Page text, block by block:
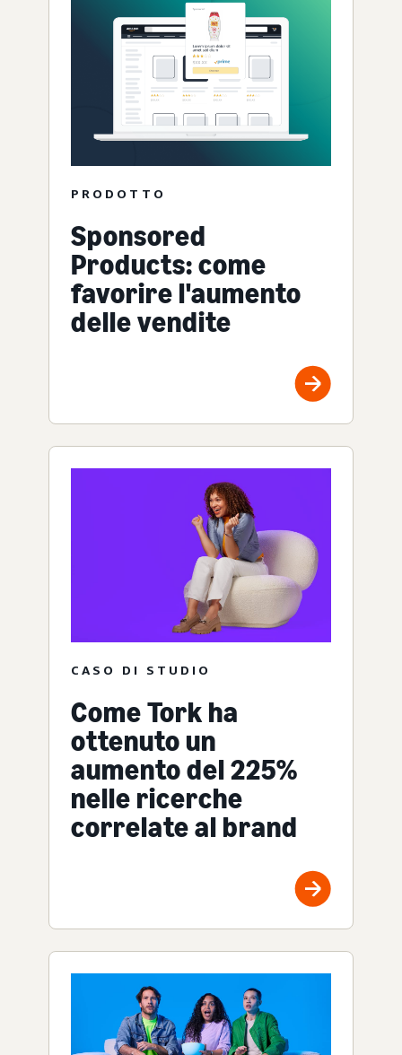
PRODOTTO
Sponsored
Products: come
favorire l'aumento
delle vendite
CASO DI STUDIO
Come Tork ha
ottenuto un
aumento del 225%
nelle ricerche
correlate al brand